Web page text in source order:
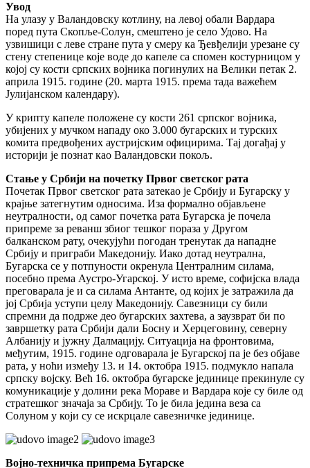
Увод
На улазу у Валандовску котлину, на левој обали Вардара
поред пута Скопље-Солун, смештено је село Удово. На
узвишици с леве стране пута у смеру ка Ђевђелији урезане су
стену степенице које воде до капеле са спомен костурницом у
којој су кости српских војника погинулих на Велики петак 2.
априла 1915. године (20. марта 1915. према тада важећем
Јулијанском календару).
У крипту капеле положене су кости 261 српског војника,
убијених у мучком нападу око 3.000 бугарских и турских
комита предвођених аустријским официрима. Тај догађај у
историји је познат као Валандовски покољ.
Стање у Србији на почетку Првог светског рата
Почетак Првог светског рата затекао је Србију и Бугарску у
крајње затегнутим односима. Иза формално објављене
неутралности, од самог почетка рата Бугарска је почела
припреме за реванш збиог тешког пораза у Другом
балканском рату, очекујући погодан тренутак да нападне
Србију и приграби Македонију. Иако дотад неутрална,
Бугарска се у потпуности окренула Централним силама,
посебно према Аустро-Угарској. У исто време, софијска влада
преговарала је и са силама Антанте, од којих је затражила да
јој Србија уступи целу Македонију. Савезници су били
спремни да подрже део бугарских захтева, а заузврат би по
завршетку рата Србији дали Босну и Херцеговину, северну
Албанију и јужну Далмацију. Ситуација на фронтовима,
међутим, 1915. године одговарала је Бугарској па је без објаве
рата, у ноћи између 13. и 14. октобра 1915. подмукло напала
српску војску. Већ 16. октобра бугарске јединице прекинуле су
комуникације у долини река Мораве и Вардара које су биле од
стратешког значаја за Србију. То је била једина веза са
Солуном у који су се искрцале савезничке јединице.
Војно-техничка припрема Бугарске